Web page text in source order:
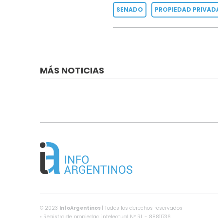
SENADO PROPIEDAD
MÁS NOTICIAS
© 2023 InfoArgentinos | Todos los derechos reservados